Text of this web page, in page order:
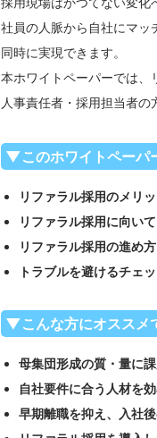
社員の人脈から自社にマッ
同時に実現できます。
本ホワイトペーパーでは、
人事責任者・採用担当者の
▼このホワイトペーパ
リファラル採用のメリ
リファラル採用に向い
リファラル採用の進め
トラブルを避けるチェ
▼こんな方にオススメ
母集団形成の質・量に
自社要件に合う人材を
早期離職を抑え、入社